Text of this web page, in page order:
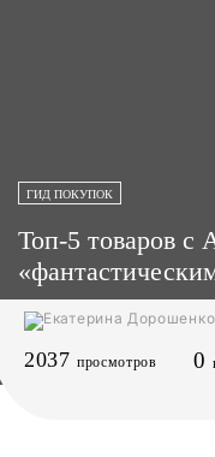
ГИД ПОКУПОК
Топ-5 товаров с
2037 просмотров 0